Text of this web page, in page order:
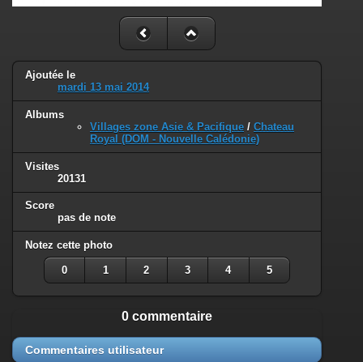
Ajoutée le
mardi 13 mai 2014
Albums
Villages zone Asie & Pacifique / Chateau
Royal (DOM - Nouvelle Calédonie)
Visites
20131
Score
pas de note
Notez cette photo
0 1 2 3 4 5
0 commentaire
Commentaires utilisateur